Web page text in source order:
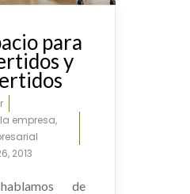
para
y
empresa,
2013
de